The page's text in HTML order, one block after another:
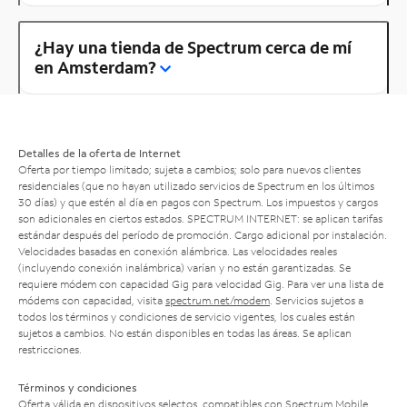
¿Hay una tienda de Spectrum cerca de mí
en Amsterdam?
Detalles de la oferta de Internet
Oferta por tiempo limitado; sujeta a cambios; solo para nuevos clientes
residenciales (que no hayan utilizado servicios de Spectrum en los últimos
30 días) y que estén al día en pagos con Spectrum. Los impuestos y cargos
son adicionales en ciertos estados. SPECTRUM INTERNET: se aplican tarifas
estándar después del período de promoción. Cargo adicional por instalación.
Velocidades basadas en conexión alámbrica. Las velocidades reales
(incluyendo conexión inalámbrica) varían y no están garantizadas. Se
requiere módem con capacidad Gig para velocidad Gig. Para ver una lista de
módems con capacidad, visita spectrum.net/modem . Servicios sujetos a
todos los términos y condiciones de servicio vigentes, los cuales están
sujetos a cambios. No están disponibles en todas las áreas. Se aplican
restricciones.
Términos y condiciones
Oferta válida en dispositivos selectos, compatibles con Spectrum Mobile.